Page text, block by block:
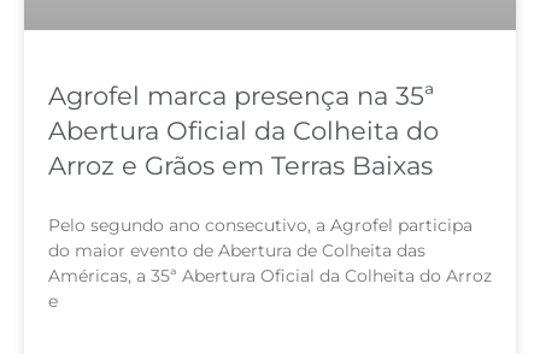
Agrofel marca presença na 35ª
Abertura Oficial da Colheita do
Arroz e Grãos em Terras Baixas
Pelo segundo ano consecutivo, a Agrofel participa
do maior evento de Abertura de Colheita das
Américas, a 35ª Abertura Oficial da Colheita do Arroz
e